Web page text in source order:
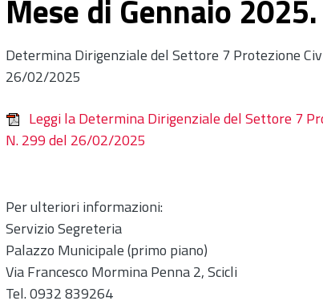
Mese di Gennaio
Determina Dirigenziale del Settore 7 Protezione
26/02/2025
Leggi la Determina Dirigenziale del Settore 7
N. 299 del 26/02/2025
Per ulteriori informazioni:
Servizio Segreteria
Palazzo Municipale (primo piano)
Via Francesco Mormina Penna 2, Scicli
Tel. 0932 839264